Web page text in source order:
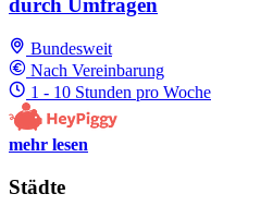
Bundesweit
Nach Vereinbarung
1 - 10 Stunden pro Woche
mehr lesen
Städte